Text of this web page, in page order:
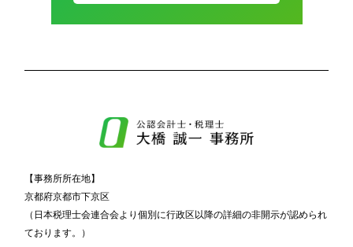
【事務所所在地】
京都府京都市下京区
（日本税理士会連合会より個別に行政区以降の詳細の非開示が認められ
ております。）